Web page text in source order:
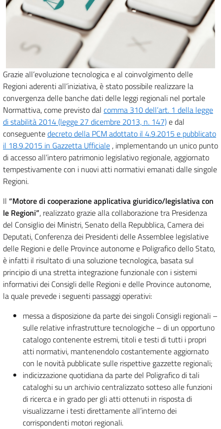
Grazie all’evoluzione tecnologica e al coinvolgimento delle
Regioni aderenti all’iniziativa, è stato possibile realizzare la
convergenza delle banche dati delle leggi regionali nel portale
Normattiva, come previsto dal comma 310 dell’art. 1 della legge
di stabilità 2014 (legge 27 dicembre 2013, n. 147)e dal
conseguentedecreto della PCM adottato il 4.9.2015 e pubblicato
il 18.9.2015 in Gazzetta Ufficiale , implementando un unico punto
di accesso all’intero patrimonio legislativo regionale, aggiornato
tempestivamente con i nuovi atti normativi emanati dalle singole
Regioni.
Il “Motore di cooperazione applicativa giuridico/legislativa con
le Regioni”, realizzato grazie alla collaborazione tra Presidenza
del Consiglio dei Ministri, Senato della Repubblica, Camera dei
Deputati, Conferenza dei Presidenti delle Assemblee legislative
delle Regioni e delle Province autonome e Poligrafico dello Stato,
è infatti il risultato di una soluzione tecnologica, basata sul
principio di una stretta integrazione funzionale con i sistemi
informativi dei Consigli delle Regioni e delle Province autonome,
la quale prevede i seguenti passaggi operativi:
messa a disposizione da parte dei singoli Consigli regionali –
sulle relative infrastrutture tecnologiche – di un opportuno
catalogo contenente estremi, titoli e testi di tutti i propri
atti normativi, mantenendolo costantemente aggiornato
con le novità pubblicate sulle rispettive gazzette regionali;
indicizzazione quotidiana da parte del Poligrafico di tali
cataloghi su un archivio centralizzato sotteso alle funzioni
di ricerca e in grado per gli atti ottenuti in risposta di
visualizzarne i testi direttamente all’interno dei
corrispondenti motori regionali.